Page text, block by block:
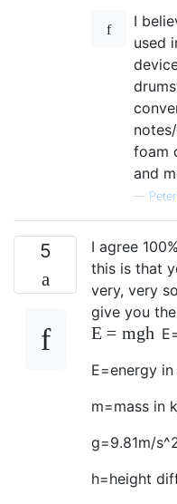
I
used
foam
and
—
5
I agree
this is that
very, very
give you
E = mgh E
E=energy in
m=mass in
g=9.81m/
h=height